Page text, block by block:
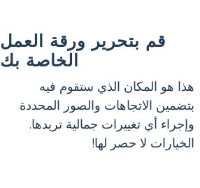
قم بتحرير ورقة العمل
الخاصة بك
هذا هو المكان الذي ستقوم فيه
بتضمين الاتجاهات والصور المحددة
وإجراء أي تغييرات جمالية تريدها.
الخيارات لا حصر لها!